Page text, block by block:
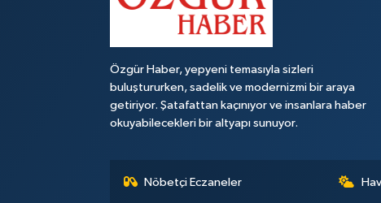
Özgür Haber, yepyeni temasıyla sizleri
buluştururken, sadelik ve modernizmi bir araya
getiriyor. Şatafattan kaçınıyor ve insanlara haber
okuyabilecekleri bir altyapı sunuyor.
Nöbetçi Eczaneler